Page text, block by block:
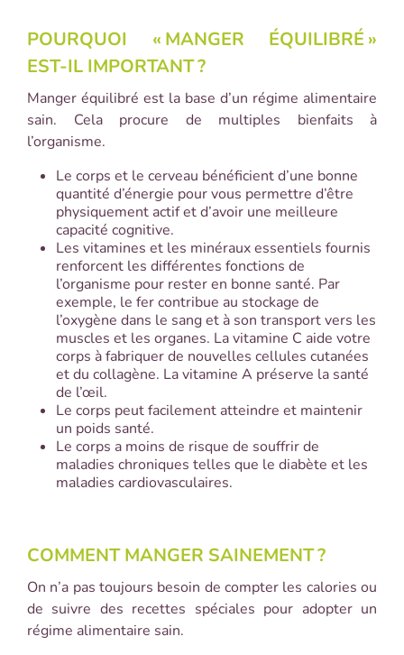
POURQUOI « MANGER ÉQUILIBRÉ »
EST-IL IMPORTANT?
Manger équilibré est la base d’un régime alimentaire
sain. Cela procure de multiples bienfaits à
l’organisme.
Le corps et le cerveau bénéficient d’une bonne
quantité d’énergie pour vous permettre d’être
physiquement actif et d’avoir une meilleure
capacité cognitive.
Les vitamines et les minéraux essentiels fournis
renforcent les différentes fonctions de
l’organisme pour rester en bonne santé. Par
exemple, le fer contribue au stockage de
l’oxygène dans le sang et à son transport vers les
muscles et les organes. La vitamine C aide votre
corps à fabriquer de nouvelles cellules cutanées
et du collagène. La vitamine A préserve la santé
de l’œil.
Le corps peut facilement atteindre et maintenir
un poids santé.
Le corps a moins de risque de souffrir de
maladies chroniques telles que le diabète et les
maladies cardiovasculaires.
COMMENT MANGER SAINEMENT?
On n’a pas toujours besoin de compter les calories ou
de suivre des recettes spéciales pour adopter un
régime alimentaire sain.